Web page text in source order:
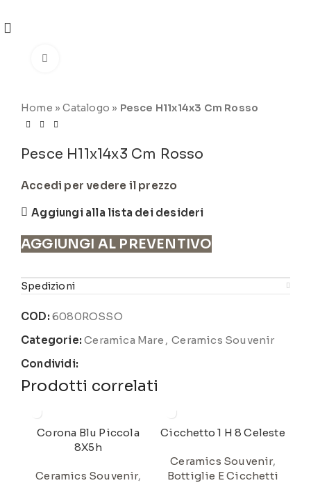
Home »Catalogo » Pesce H11x14x3 Cm Rosso
Pesce H11x14x3 Cm Rosso
Accedi per vedere il prezzo
Aggiungi alla lista dei desideri
AGGIUNGI AL PREVENTIVO
Spedizioni
COD: 6080ROSSO
Categorie: Ceramica Mare , Ceramics Souvenir
Condividi:
Prodotti correlati
Corona Blu Piccola
8X5h
Ceramics Souvenir,
Cicchetto 1 H 8 Celeste
Ceramics Souvenir,
Bottiglie E Cicchetti